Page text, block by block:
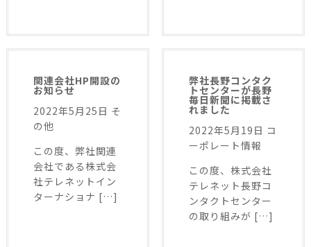
関連会社HP開設の
お知らせ
2022年5月25日 そ
の他
この度、弊社関連
会社である株式会
社テレネットイン
ターナショナ […]
弊社長野コンタク
トセンターが長野
毎日新聞に掲載さ
れました
2022年5月19日 コ
ーポレート情報
この度、株式会社
テレネット長野コ
ンタクトセンター
の取り組みが […]